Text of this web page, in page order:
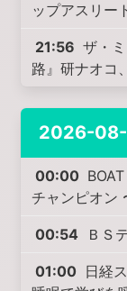
ップアスリー
21:56 ザ・
路』研ナオコ
2026-08-
00:00
チャンピオン
00:54 ＢＳ
01:00 日経